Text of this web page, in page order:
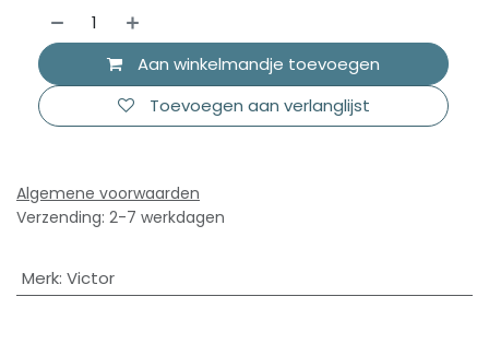
Aan winkelmandje toevoegen
Toevoegen aan verlanglijst
Algemene voorwaarden
Verzending: 2-7 werkdagen
Merk: Victor